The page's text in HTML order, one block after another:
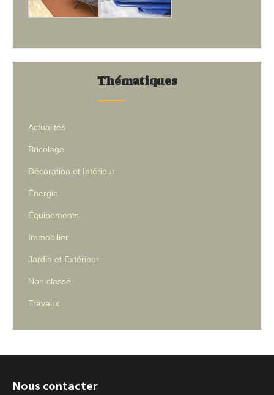
Thématiques
Actualités
Bricolage
Décoration et Intérieur
Énergie
Équipements
Immobilier
Jardin et Extérieur
Non classé
Travaux
Nous contacter